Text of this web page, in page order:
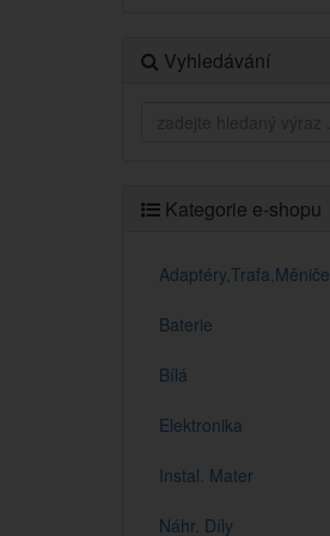
Vyhledávání
Kategorie e-shopu
Adaptéry,Trafa,Měniče
Baterie
Bílá
Elektronika
Instal. Mater
Náhr. Díly